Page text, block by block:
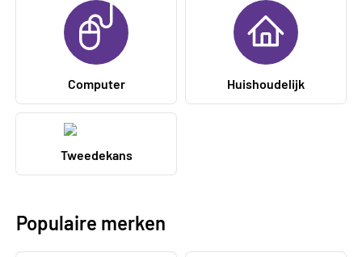
Computer Huishoudelijk
Tweedekans
Populaire merken